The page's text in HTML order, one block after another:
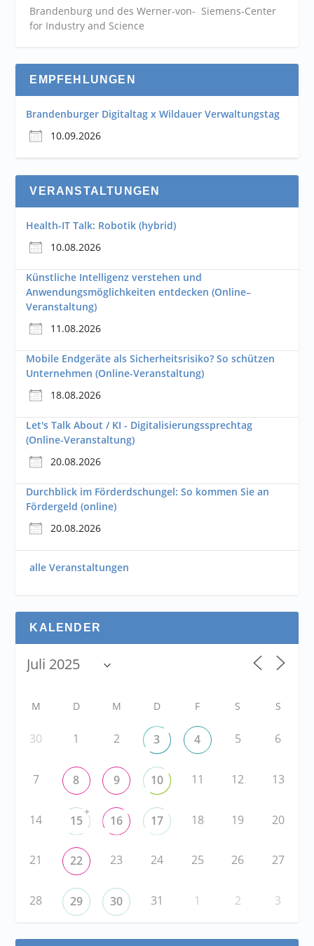
Brandenburg und des Werner-von- Siemens-Center
for Industry and Science
EMPFEHLUNGEN
Brandenburger Digitaltag x Wildauer Verwaltungstag
10.09.2026
VERANSTALTUNGEN
Health-IT Talk: Robotik (hybrid)
10.08.2026
Künstliche Intelligenz verstehen und
Anwendungsmöglichkeiten entdecken (Online–
Veranstaltung)
11.08.2026
Mobile Endgeräte als Sicherheitsrisiko? So schützen
Unternehmen (Online-Veranstaltung)
18.08.2026
Let's Talk About / KI - Digitalisierungssprechtag
(Online-Veranstaltung)
20.08.2026
Durchblick im Förderdschungel: So kommen Sie an
Fördergeld (online)
20.08.2026
alle Veranstaltungen
KALENDER
M D M D F S S
30 1 2 3 4 5 6
7 8 9 10 11 12 13
14 15
+
16 17 18 19 20
21 22 23 24 25 26 27
28 29 30 31 1 2 3